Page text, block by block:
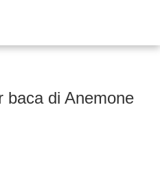
baca di Anemone